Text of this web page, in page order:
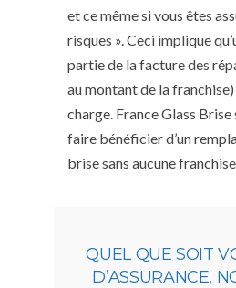
et ce même si vous êtes
risques ». Ceci implique
partie de la facture des
au montant de la
charge. France Glass Brise
faire bénéficier d’un
brise sans aucune franchise.
QUEL QUE SOIT
D’ASSURANCE,